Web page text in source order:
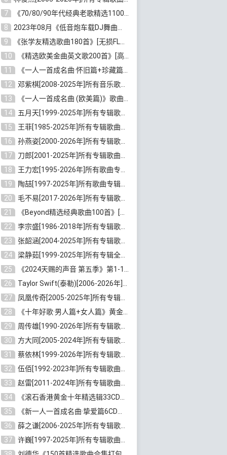
7
《70/80/90年代经典老歌精选1100首》[高品质MP3/320K/10GB]百度云网盘下载
8
2023年08月《低音炮车载DJ舞曲排行360首》劲爆歌曲合集[高品质MP3/320K/2.86GB]百度云网盘下载
9
《张学友精选歌曲180首》[无损FLAC/MP3/6.26GB]百度云网盘下载
10
《精选欧美金曲英文歌200首》[高品质MP3/320K/1.81GB]百度云网盘下载
11
《一人一首成名曲·怀旧篇+珍藏篇4CD》[无损WAV/DTS+高品质MP3/6.88GB]百度云网盘下载
12
邓紫棋[2008-2025年]所有音乐歌曲合集[无损FLAC/MP3/8.99GB]百度云网盘下载
13
《一人一首成名曲 (欧美篇)》歌曲合集打包[无损WAV/MP3/6.13GB]百度云网盘下载
14
五月天[1999-2025年]所有专辑歌曲合集打包[无损FLAC/MP3/23.84GB]百度云网盘下载
15
王菲[1985-2025年]所有专辑歌曲合集[无损FLAC/WAV/APE分轨+MP3/23.06GB]百度云网盘下载
16
孙燕姿[2000-2026年]所有专辑歌曲合集[无损FLAC/MP3/9.73GB]百度云网盘下载
17
刀郎[2001-2025年]所有专辑歌曲合集打包[无损FLAC/MP3/8.91GB]百度云网盘下载
18
王力宏[1995-2026年]所有歌曲专辑合集[无损FLAC/MP3/14.41GB]百度云网盘下载
19
陶喆[1997-2025年]所有歌曲专辑合集[无损FLAC/MP3/7.75GB]百度云网盘下载
20
毛不易[2017-2026年]所有专辑歌曲合集[无损FLAC/MP3/5.72GB]百度云网盘下载
21
《Beyond精选经典歌曲100首》[无损FLAC/MP3/3.85GB]百度云网盘下载
22
李宗盛[1986-2018年]所有专辑歌曲合集打包[无损FLAC/MP3/8.82GB]百度云网盘下载
23
张韶涵[2004-2025年]所有专辑歌曲合集 [无损MP3/FLAC/7.5GB]百度云网盘下载
24
梁静茹[1999-2025年]所有专辑全部歌曲打包[无损FLAC/MP3/10.71GB]百度云网盘下载
25
《2024天赐的声音 第五季》第1-12期歌曲[无损FLAC/MP3]百度云网盘下载
26
Taylor Swift(泰勒)[2006-2026年]所有歌曲合集打包[无损FLAC/MP3/23.78GB]百度云网盘下载
27
凤凰传奇[2005-2025年]所有专辑歌曲合集[无损WAV/FLAC+MP3/11.62GB]百度云网盘下载
28
《十年好歌·男人篇+女人篇》黄金国语珍藏6CD[无损WAV/MP3/4.09GB]百度云网盘下载
29
周传雄[1990-2026年]所有专辑歌曲全集[无损FLAC/MP3/10GB]百度云网盘下载
30
方大同[2005-2024年]所有专辑歌曲合集[高品质MP3+无损FLAC/7.59GB]百度云网盘下载
31
蔡依林[1999-2026年]所有专辑歌曲合集[无损FLAC/MP3/23.32GB]百度云网盘下载
32
伍佰[1992-2023年]所有专辑歌曲合集[高品质MP3/320K/3.92GB]百度云网盘下载
33
赵雷[2011-2024年]所有专辑歌曲打包[无损FLAC/MP3/2.64GB]百度云网盘下载
34
《滚石香港黄金十年精选辑33CD》[无损APE/WAV分轨/13.6GB]百度云网盘下载
35
《新一人一首成名曲·挚爱篇6CD》[无损MP3/DTS/WAV分轨/4.43GB]百度云网盘下载
36
薛之谦[2006-2025年]所有专辑歌曲合集[无损FLAC/MP3/5.20GB]百度云网盘下载
37
许巍[1997-2025年]所有专辑歌曲合集打包[无损FLAC/MP3/7.48GB]百度云网盘下载